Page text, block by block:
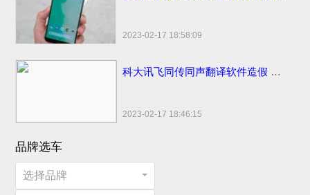
2023-02-17 18:58:09
科大讯飞同传同声翻译软件造假 浮夸不能只罚酒三杯
2023-02-17 18:46:15
品牌选车
选择品牌